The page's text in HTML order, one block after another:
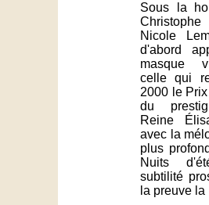
Sous la
Christophe
Nicole
d'abord
masque
celle qui
2000 le
du
Reine
avec la
plus
Nuits
subtilité
la preuve